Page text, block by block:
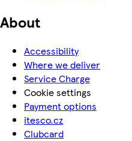
About
Accessibility
Where we deliver
Service Charge
Cookie settings
Payment options
itesco.cz
Clubcard